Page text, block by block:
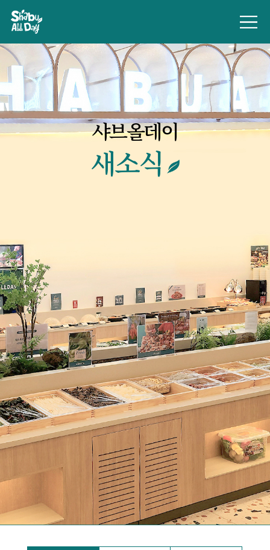
샤브올데이
새소식